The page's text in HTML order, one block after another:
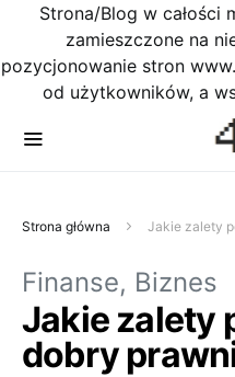
Strona/Blog w całości
zamieszczone na
pozycjonowanie stron
od użytkowników, a
Strona główna Jakie zalety
Finanse, Biznes
Jakie zalety
dobry